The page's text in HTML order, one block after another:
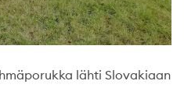
lähti Slovakiaan